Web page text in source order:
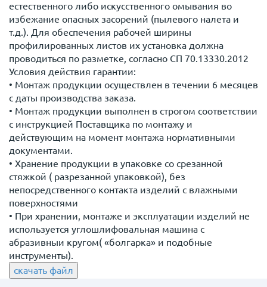
естественного либо искусственного омывания во
избежание опасных засорений (пылевого налета и
т.д.). Для обеспечения рабочей ширины
профилированных листов их установка должна
проводиться по разметке, согласно СП 70.13330.2012
Условия действия гарантии:
• Монтаж продукции осуществлен в течении 6 месяцев
с даты производства заказа.
• Монтаж продукции выполнен в строгом соответствии
с инструкцией Поставщика по монтажу и
действующим на момент монтажа нормативными
документами.
• Хранение продукции в упаковке со срезанной
стяжкой ( разрезанной упаковкой), без
непосредственного контакта изделий с влажными
поверхностями
• При хранении, монтаже и эксплуатации изделий не
используется углошлифовальная машина с
абразивныи кругом( «болгарка» и подобные
инструменты).
скачать файл